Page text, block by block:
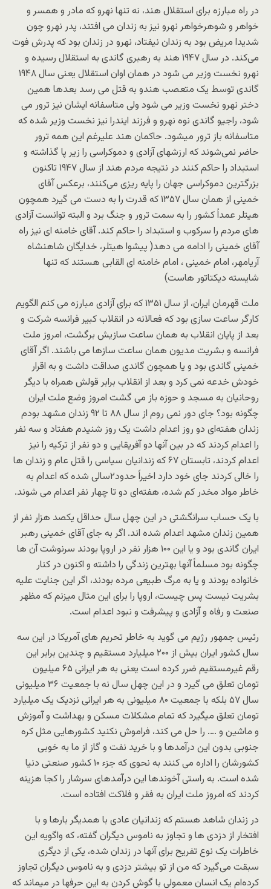
در راه مبارزه برای استقلال هند، نه تنها نهرو که مادر و همسر و
خواهر و شوهرخواهر نهرو نیز به زندان می افتند، پدر نهرو چون
شدیدا مریض بود به زندان نیفتاد، نهرو در زندان بود که پدرش فوت
می‌کند. در سال ۱۹۴۷ هند به رهبری گاندی به استقلال رسیده و
نهرو نخست وزیر می شود در همان اوان استقلال یعنی سال ۱۹۴۸
گاندی توسط یک متعصب هندو به قتل می رسد بعدها همین
دختر نهرو نخست وزیر می شود ولی متاسفانه ایشان نیز ترور می
شود، راجیو گاندی نوه نهرو و فرزند ایندرا نیز نخست وزیر شده که
متاسفانه باز ترور میشود. حاکمان هند علیرغم این همه ترور
حاضر نمی‌شوند که ارزشهای آزادی و دموکراسی را زیر پا گذاشته و
استبداد را حاکم کنند در نتیجه مردم هند از سال ۱۹۴۷ تاکنون
بزرگترین دموکراسی جهان را پایه ریزی می‌کنند، برعکس آقای
خمینی از همان سال ۱۳۵۷ که قدرت را به دست می گیرد همچون
هیتلر عمداً کشور را به سمت ترور و جنگ برد و البته توانست آزادی
های مردم را سرکوب و استبداد را حاکم کند. آقای خامنه ای نیز راه
آقای خمینی را ادامه می دهد( پیشوا هیتلر، خدایگان شاهنشاه
آریامهر، امام خمینی ، امام خامنه ای القابی هستند که تنها
شایسته دیکتاتور هاست)
ملت قهرمان ایران، از سال ۱۳۵۱ که برای آزادی مبارزه می کنم الگویم
کارگر ساعت سازی بود که فعالانه در انقلاب کبیر فرانسه شرکت و
بعد از پایان انقلاب به همان ساعت سازیش برگشت، امروز ملت
فرانسه و بشریت مدیون همان ساعت سازها می باشند. اگر آقای
خمینی گاندی بود و یا همچون گاندی صداقت داشت و به اقرار
خودش خدعه نمی کرد و بعد از انقلاب برابر قولش همراه با دیگر
روحانیان به مسجد و حوزه باز می گشت امروز وضع ملت ایران
چگونه بود؟ جای دور نمی روم از سال ۸۸ تا ۹۲ زندان مشهد بودم
زندان هفته‌ای دو روز اعدام داشت یک روز شنیدم هفتاد و سه نفر
را اعدام کردند که در بین آنها دو آفریقایی و دو نفر از ترکیه را نیز
اعدام کردند، تابستان ۶۷ که زندانیان سیاسی را قتل عام و زندان ها
را خالی کردند جای خود دارد اخیراً حدود۲سالی شده که اعدام به
خاطر مواد مخدر کم شده، هفته‌ای دو تا چهار نفر اعدام می شوند.
با یک حساب سرانگشتی در این چهل سال حداقل یکصد هزار نفر از
همین زندان مشهد اعدام شده اند. اگر به جای آقای خمینی رهبر
ایران گاندی بود و یا این ۱۰۰ هزار نفر در اروپا بودند سرنوشت آن ها
چگونه بود مسلماً آنها بهترین زندگی را داشته و اکنون در کنار
خانواده بودند و یا به مرگ طبیعی مرده بودند، اگر این جنایت علیه
بشریت نیست پس چیست، اروپا را برای این مثال میزنم که مظهر
صنعت و رفاه و آزادی و پیشرفت و نبود اعدام است.
رئیس جمهور رژیم می گوید به خاطر تحریم های آمریکا در این سه
سال کشور ایران بیش از ۲۰۰ میلیارد مستقیم و چندین برابر این
رقم غیرمستقیم ضرر کرده است یعنی به هر ایرانی ۶۵ میلیون
تومان تعلق می گیرد و در این چهل سال نه با جمعیت ۳۶ میلیونی
سال ۵۷ بلکه با جمعیت ۸۰ میلیونی به هر ایرانی نزدیک یک میلیارد
تومان تعلق میگیرد که تمام مشکلات مسکن و بهداشت و آموزش
و ماشین و …. را حل می کند، فراموش نکنید کشورهایی مثل کره
جنوبی بدون این درآمدها و با خرید نفت و گاز از ما به خوبی
کشورشان را اداره می کنند به نحوی که جزء ۱۰ کشور صنعتی دنیا
شده است. به راستی آخوندها این درآمدهای سرشار را کجا هزینه
کردند که امروز ملت ایران به فقر و فلاکت افتاده است.
در زندان شاهد هستم که زندانیان عادی با همدیگر بارها و با
افتخار از دزدی ها و تجاوز به ناموس دیگران گفته، که واگویه این
خاطرات یک نوع تفریح برای آنها در زندان شده، یکی از دیگری
سبقت می‌گیرد که من از تو بیشتر دزدی و به ناموس دیگران تجاوز
کرده‌ام یک انسان معمولی با گوش کردن به این حرفها در میماند که